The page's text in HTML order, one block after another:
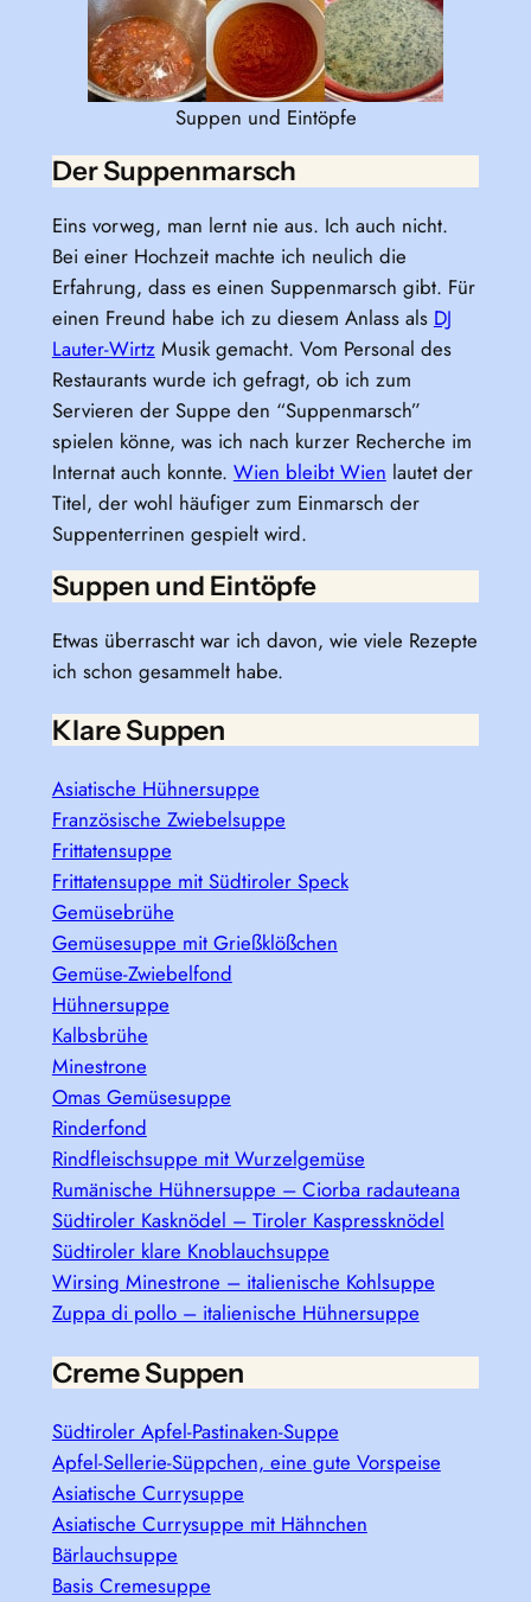
Suppen und Eintöpfe
Der Suppenmarsch
Eins vorweg, man lernt nie aus. Ich auch nicht.
Bei einer Hochzeit machte ich neulich die
Erfahrung, dass es einen Suppenmarsch gibt. Für
einen Freund habe ich zu diesem Anlass als DJ
Lauter-WirtzMusik gemacht. Vom Personal des
Restaurants wurde ich gefragt, ob ich zum
Servieren der Suppe den “Suppenmarsch”
spielen könne, was ich nach kurzer Recherche im
Internat auch konnte. Wien bleibt Wien lautet der
Titel, der wohl häufiger zum Einmarsch der
Suppenterrinen gespielt wird.
Suppen und Eintöpfe
Etwas überrascht war ich davon, wie viele Rezepte
ich schon gesammelt habe.
Klare Suppen
Asiatische Hühnersuppe
Französische Zwiebelsuppe
Frittatensuppe
Frittatensuppe mit Südtiroler Speck
Gemüsebrühe
Gemüsesuppe mit Grießklößchen
Gemüse-Zwiebelfond
Hühnersuppe
Kalbsbrühe
Minestrone
Omas Gemüsesuppe
Rinderfond
Rindfleischsuppe mit Wurzelgemüse
Rumänische Hühnersuppe – Ciorba radauteana
Südtiroler Kasknödel – Tiroler Kaspressknödel
Südtiroler klare Knoblauchsuppe
Wirsing Minestrone – italienische Kohlsuppe
Zuppa di pollo – italienische Hühnersuppe
Creme Suppen
Südtiroler Apfel-Pastinaken-Suppe
Apfel-Sellerie-Süppchen, eine gute Vorspeise
Asiatische Currysuppe
Asiatische Currysuppe mit Hähnchen
Bärlauchsuppe
Basis Cremesuppe